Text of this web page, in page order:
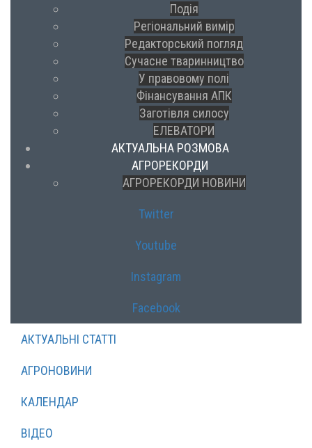
Подія
Регіональний вимір
Редакторський погляд
Сучасне тваринництво
У правовому полі
Фінансування АПК
Заготівля силосу
ЕЛЕВАТОРИ
АКТУАЛЬНА РОЗМОВА
АГРОРЕКОРДИ
АГРОРЕКОРДИ НОВИНИ
Twitter
Youtube
Instagram
Facebook
АКТУАЛЬНІ СТАТТІ
АГРОНОВИНИ
КАЛЕНДАР
ВІДЕО